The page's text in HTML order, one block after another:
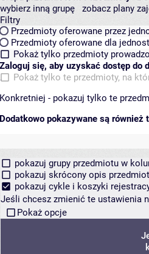
wybierz inną grupę
zobacz plany
Filtry
Przedmioty oferowane przez
Przedmioty oferowane dla
Pokaż tylko przedmioty
Zaloguj się, aby uzyskać dostęp do
Pokaż tylko te przedmioty, na
Konkretniej - pokazuj tylko te
Dodatkowo pokazywane są również
pokazuj grupy przedmiotu w
pokazuj skrócony opis
pokazuj cykle i koszyki
Jeśli chcesz zmienić te ustawienia
Pokaż opcje